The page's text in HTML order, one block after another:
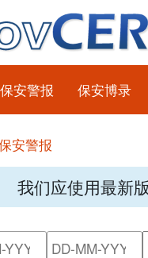
保安警报 保安博录
安警报
我们应使用最新
请输入搜索日期